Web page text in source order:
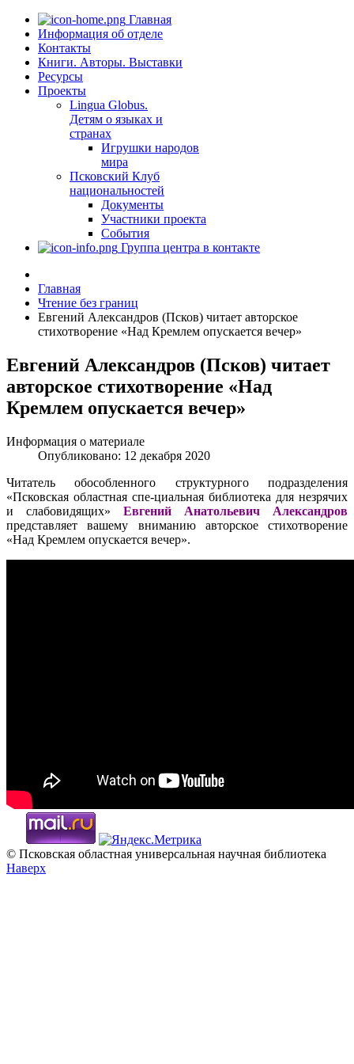
Главная
Информация об отделе
Контакты
Книги. Авторы. Выставки
Ресурсы
Проекты
Lingua Globus.
Детям о языках и
странах
Игрушки народов
мира
Псковский Клуб
национальностей
Документы
Участники проекта
События
Группа центра в контакте
Главная
Чтение без границ
Евгений Александров (Псков) читает авторское
стихотворение «Над Кремлем опускается вечер»
Евгений Александров (Псков) читает
авторское стихотворение «Над
Кремлем опускается вечер»
Информация о материале
Опубликовано: 12 декабря 2020
Читатель обособленного структурного подразделения
«Псковская областная спе-циальная библиотека для незрячих
и слабовидящих» Евгений Анатольевич Александров
представляет вашему вниманию авторское стихотворение
«Над Кремлем опускается вечер».
© Псковская областная универсальная научная библиотека
Наверх